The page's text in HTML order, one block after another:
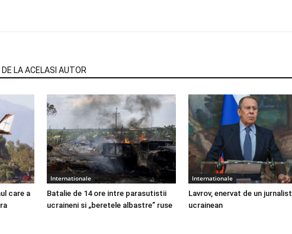
DE LA ACELASI AUTOR
care a
Internationale
Batalie de 14 ore intre parasutistii
ucraineni si „beretele albastre” ruse
Internationale
Lavrov, enervat de un jurnalist
ucrainean